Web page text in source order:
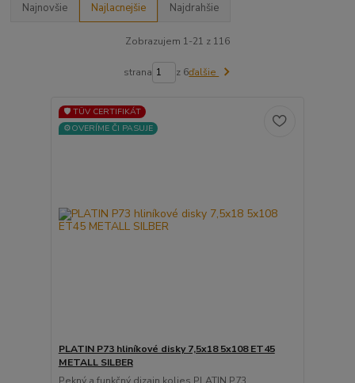
Najnovšie Najlacnejšie Najdrahšie
Zobrazujem 1-21 z 116
strana z 6ďalšie
🛡️ TÜV CERTIFIKÁT
⚙️OVERÍME ČI PASUJE
PLATIN P73 hliníkové disky 7,5x18 5x108 ET45
METALL SILBER